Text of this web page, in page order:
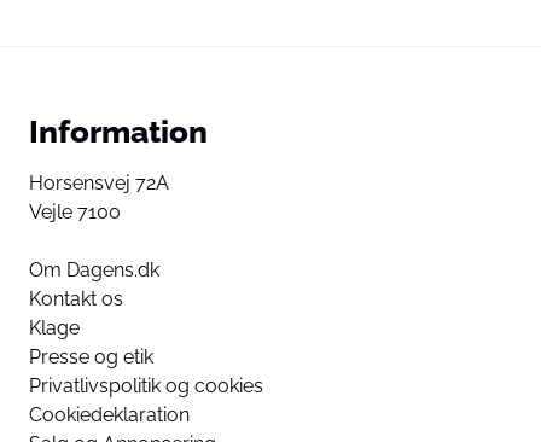
Information
Horsensvej 72A
Vejle 7100
Om Dagens.dk
Kontakt os
Klage
Presse og etik
Privatlivspolitik og cookies
Cookiedeklaration